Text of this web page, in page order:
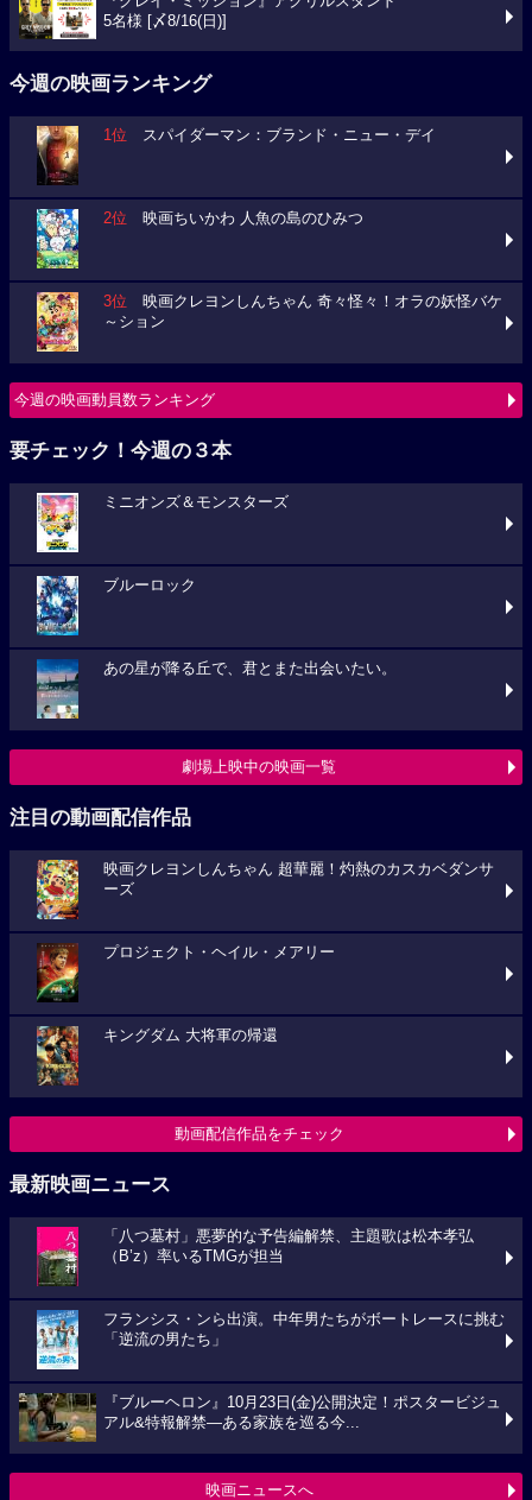
5名様 [〆8/16(日)]
今週の映画ランキング
1位 スパイダーマン：ブランド・ニュー・デイ
2位 映画ちいかわ 人魚の島のひみつ
3位 映画クレヨンしんちゃん 奇々怪々！オラの妖怪バケ
～ション
今週の映画動員数ランキング
要チェック！今週の３本
ミニオンズ＆モンスターズ
ブルーロック
あの星が降る丘で、君とまた出会いたい。
劇場上映中の映画一覧
注目の動画配信作品
映画クレヨンしんちゃん 超華麗！灼熱のカスカベダンサ
ーズ
プロジェクト・ヘイル・メアリー
キングダム 大将軍の帰還
動画配信作品をチェック
最新映画ニュース
「八つ墓村」悪夢的な予告編解禁、主題歌は松本孝弘
（B’z）率いるTMGが担当
フランシス・ンら出演。中年男たちがボートレースに挑む
「逆流の男たち」
『ブルーヘロン』10月23日(金)公開決定！ポスタービジュ
アル&特報解禁―ある家族を巡る今...
映画ニュースへ